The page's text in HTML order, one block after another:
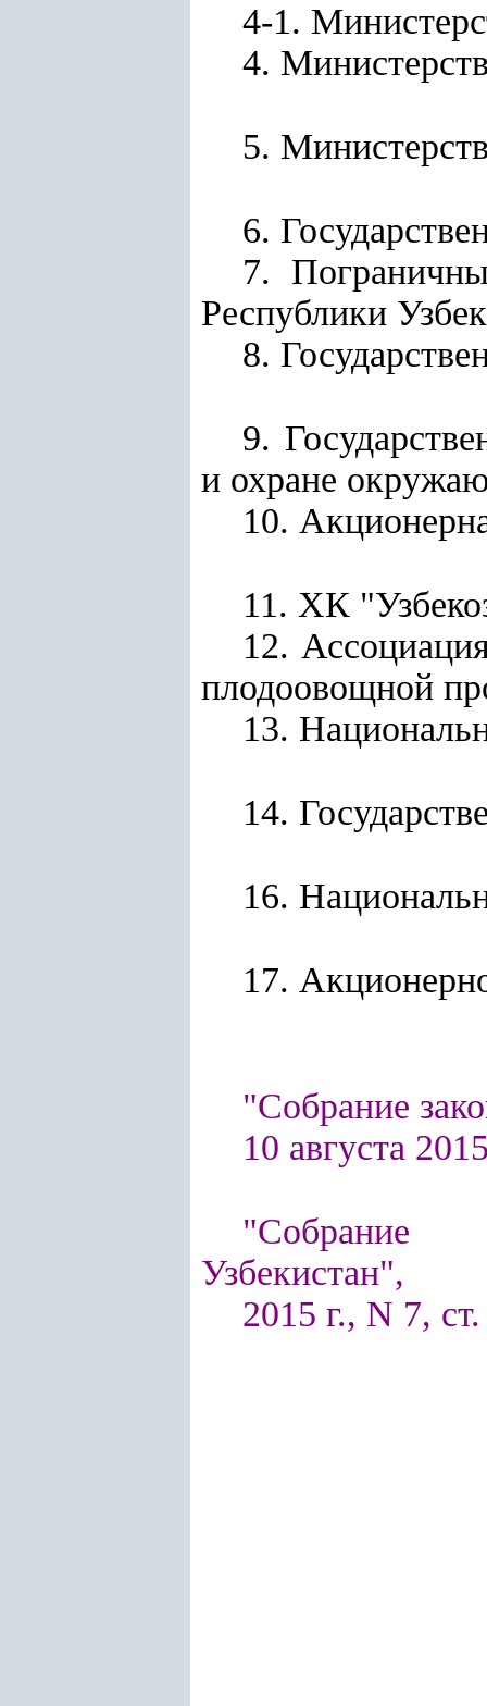
4-1.
4.
5.
6.
7.
Республики
8.
9.
и охране
10.
11. ХК
12.
плодоовощной
13.
14.
16.
17.
"Собрание
10 августа
"Собрание
Узбекистан",
2015 г., N 7,